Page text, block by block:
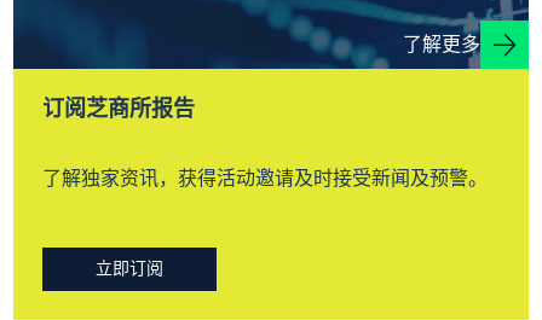
了解更多
订阅芝商所报告
了解独家资讯，获得活动邀请及时接受新闻及预警。
立即订阅